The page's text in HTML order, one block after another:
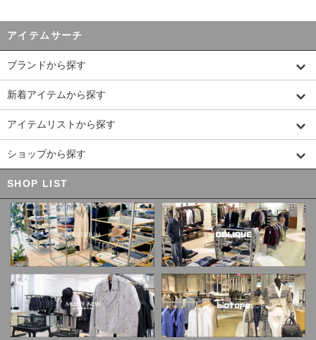
アイテムサーチ
ブランドから探す
新着アイテムから探す
アイテムリストから探す
ショップから探す
SHOP LIST